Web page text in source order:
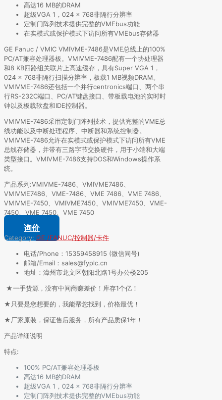
高达16 MB的DRAM
超级VGA 1，024 x 768非隔行分辨率
定制门阵列技术提供完整的VMEbus功能
在实模式或保护模式下访问所有VMEbus存储器
GE Fanuc / VMIC VMIVME-7486是VME总线上的100%
PC/AT兼容处理器板。VMIVME-7486配有一个协处理器
和8 KB四路组关联片上高速缓存，具有Super VGA 1，
024 x 768非隔行扫描分辨率，板载1 MB视频DRAM。
VMIVME-7486还包括一个并行centronics端口、两个串
行RS-232C端口、PC/AT键盘接口、带板载电池的实时时
钟以及板载软盘和IDE控制器。
VMIVME-7486采用定制门阵列技术，提供完整的VME总
线功能以及中断处理程序、中断器和系统控制器。
VMIVME-7486允许在实模式或保护模式下访问所有VME
总线存储器，并带有三路字节交换硬件，用于小端和大端
类型接口。VMIVME-7486支持DOS和Windows操作系
统。
产品系列:VMIVME-7486、VMIVME7486、
VMIVME7486、VME-7486、VME 7486、VME 7486、
VMIVME-7450、VMIVME7450、VMIVME7450、VME-
7450、VME 7450、VME 7450
询价
Category: GE /FANUC/控制器/卡件
电话/Phone：15359458915 (微信同号)
邮箱/Email：sales@fyplc.cn
地址：漳州市龙文区朝阳北路1号办公楼205
★一手货源，没有中间商赚差价！库存1个亿！
★只要是您想要的，我能帮您找到，价格最优！
★厂家原装，保证售后服务，所有产品质保1年！
产品详细说明
特点:
100% PC/AT兼容处理器板
高达16 MB的DRAM
超级VGA 1，024 x 768非隔行分辨率
定制门阵列技术提供完整的VMEbus功能